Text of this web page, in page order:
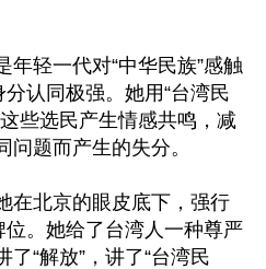
年轻一代对“中华民族”感触
认同极强。她用“台湾民
些选民产生情感共鸣，减
问题而产生的失分。
在北京的眼皮底下，强行
位。她给了台湾人一种尊严
“解放”，讲了“台湾民